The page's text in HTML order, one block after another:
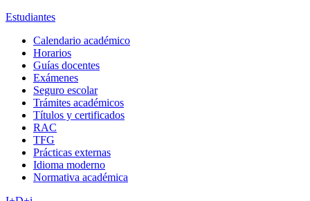
Estudiantes
Calendario académico
Horarios
Guías docentes
Exámenes
Seguro escolar
Trámites académicos
Títulos y certificados
RAC
TFG
Prácticas externas
Idioma moderno
Normativa académica